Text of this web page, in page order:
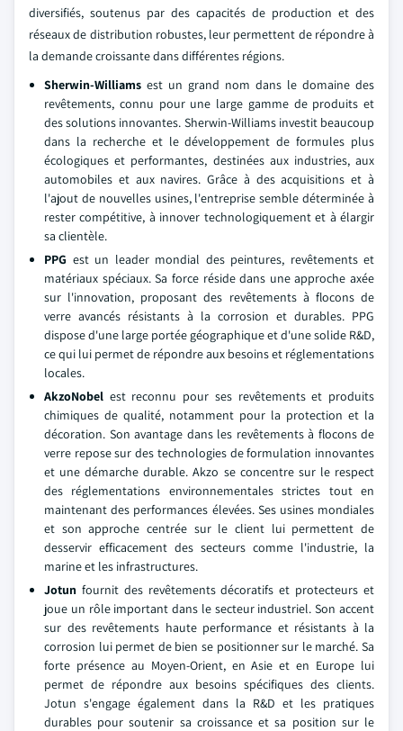
diversifiés, soutenus par des capacités de production et des
réseaux de distribution robustes, leur permettent de répondre à
la demande croissante dans différentes régions.
Sherwin-Williams est un grand nom dans le domaine des
revêtements, connu pour une large gamme de produits et
des solutions innovantes. Sherwin-Williams investit beaucoup
dans la recherche et le développement de formules plus
écologiques et performantes, destinées aux industries, aux
automobiles et aux navires. Grâce à des acquisitions et à
l'ajout de nouvelles usines, l'entreprise semble déterminée à
rester compétitive, à innover technologiquement et à élargir
sa clientèle.
PPG est un leader mondial des peintures, revêtements et
matériaux spéciaux. Sa force réside dans une approche axée
sur l'innovation, proposant des revêtements à flocons de
verre avancés résistants à la corrosion et durables. PPG
dispose d'une large portée géographique et d'une solide R&D,
ce qui lui permet de répondre aux besoins et réglementations
locales.
AkzoNobel est reconnu pour ses revêtements et produits
chimiques de qualité, notamment pour la protection et la
décoration. Son avantage dans les revêtements à flocons de
verre repose sur des technologies de formulation innovantes
et une démarche durable. Akzo se concentre sur le respect
des réglementations environnementales strictes tout en
maintenant des performances élevées. Ses usines mondiales
et son approche centrée sur le client lui permettent de
desservir efficacement des secteurs comme l'industrie, la
marine et les infrastructures.
Jotun fournit des revêtements décoratifs et protecteurs et
joue un rôle important dans le secteur industriel. Son accent
sur des revêtements haute performance et résistants à la
corrosion lui permet de bien se positionner sur le marché. Sa
forte présence au Moyen-Orient, en Asie et en Europe lui
permet de répondre aux besoins spécifiques des clients.
Jotun s'engage également dans la R&D et les pratiques
durables pour soutenir sa croissance et sa position sur le